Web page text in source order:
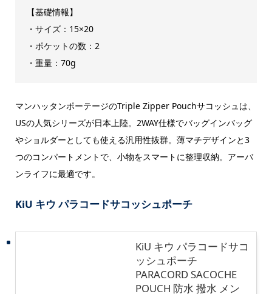
【基礎情報】
・サイズ：15×20
・ポケットの数：2
・重量：70g
マンハッタンポーテージのTriple Zipper Pouchサコッシュは、
USの人気シリーズが日本上陸。2WAY仕様でバッグインバッグ
やショルダーとしても使える汎用性抜群。薄マチデザインと3
つのコンパートメントで、小物をスマートに整理収納。アーバ
ンライフに最適です。
KiU キウ パラコードサコッシュポーチ
KiU キウ パラコードサコ
ッシュポーチ
PARACORD SACOCHE
POUCH 防水 撥水 メン